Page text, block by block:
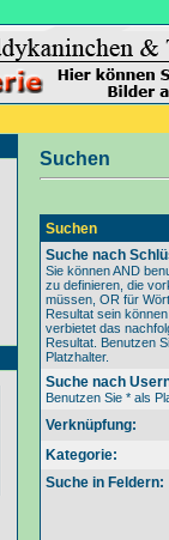
Suchen
Suchen
Suche nach
Sie können AND
zu definieren, die
müssen, OR für
Resultat sein
verbietet das
Resultat. Benutzen
Platzhalter.
Suche nach
Benutzen Sie * als
Verknüpfung:
Kategorie:
Suche in Feldern: